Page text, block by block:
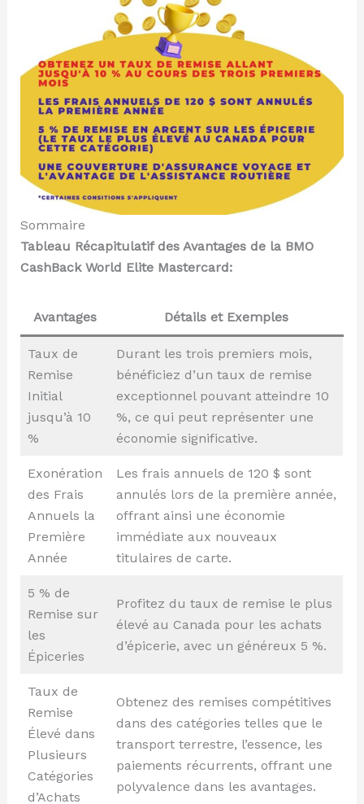
Sommaire
Tableau Récapitulatif des Avantages de la BMO
CashBack World Elite Mastercard:
Avantages Détails et Exemples
Taux de
Remise
Initial
jusqu’à 10
%
Durant les trois premiers mois,
bénéficiez d’un taux de remise
exceptionnel pouvant atteindre 10
%, ce qui peut représenter une
économie significative.
Exonération
des Frais
Annuels la
Première
Année
Les frais annuels de 120 $ sont
annulés lors de la première année,
offrant ainsi une économie
immédiate aux nouveaux
titulaires de carte.
5 % de
Remise sur
les
Épiceries
Profitez du taux de remise le plus
élevé au Canada pour les achats
d’épicerie, avec un généreux 5 %.
Taux de
Remise
Élevé dans
Plusieurs
Catégories
d’Achats
Obtenez des remises compétitives
dans des catégories telles que le
transport terrestre, l’essence, les
paiements récurrents, offrant une
polyvalence dans les avantages.